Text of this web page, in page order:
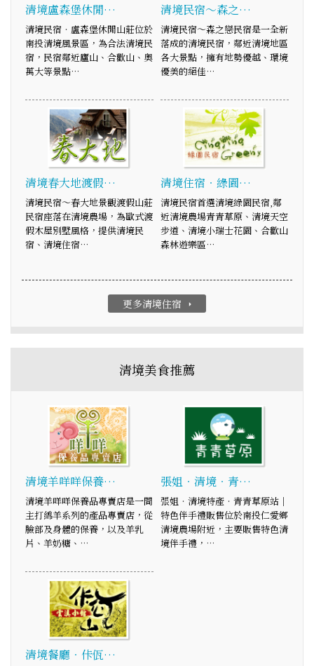
清境盧森堡休閒…
清境民宿‧盧森堡休閒山莊位於
南投清境風景區，為合法清境民
宿，民宿鄰近廬山、合歡山、奧
萬大等景點…
清境民宿～森之…
清境民宿～森之戀民宿是一全新
落成的清境民宿，鄰近清境地區
各大景點，擁有地勢優越、環境
優美的絕佳…
清境春大地渡假…
清境民宿～春大地景觀渡假山莊
民宿座落在清境農場，為歐式渡
假木屋別墅風格，提供清境民
宿、清境住宿…
清境住宿‧綠園…
清境民宿首選清境綠園民宿,鄰
近清境農場青青草原、清境天空
步道、清境小瑞士花園、合歡山
森林遊樂區…
更多清境住宿 arrow_right
清境美食推薦
清境羊咩咩保養…
清境羊咩咩保養品專賣店是一間
主打綿羊系列的產品專賣店，從
臉部及身體的保養，以及羊乳
片、羊奶糖、…
張姐‧清境‧青…
張姐‧清境特產‧青青草原站│
特色伴手禮販售位於南投仁愛鄉
清境農場附近，主要販售特色清
境伴手禮，…
清境餐廳‧佧佤…